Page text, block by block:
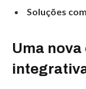
Soluções
Uma